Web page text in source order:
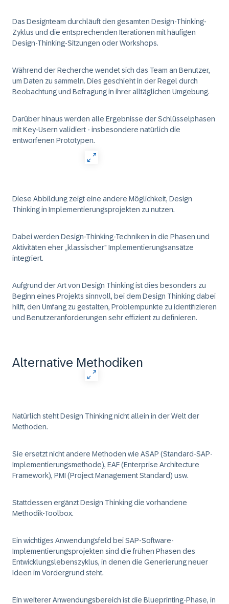
Das Designteam durchläuft den gesamten Design-Thinking-
Zyklus und die entsprechenden Iterationen mit häufigen
Design-Thinking-Sitzungen oder Workshops.
Während der Recherche wendet sich das Team an Benutzer,
um Daten zu sammeln. Dies geschieht in der Regel durch
Beobachtung und Befragung in ihrer alltäglichen Umgebung.
Darüber hinaus werden alle Ergebnisse der Schlüsselphasen
mit Key-Usern validiert - insbesondere natürlich die
entworfenen Prototypen.
Diese Abbildung zeigt eine andere Möglichkeit, Design
Thinking in Implementierungsprojekten zu nutzen.
Dabei werden Design-Thinking-Techniken in die Phasen und
Aktivitäten eher „klassischer" Implementierungsansätze
integriert.
Aufgrund der Art von Design Thinking ist dies besonders zu
Beginn eines Projekts sinnvoll, bei dem Design Thinking dabei
hilft, den Umfang zu gestalten, Problempunkte zu identifizieren
und Benutzeranforderungen sehr effizient zu definieren.
Alternative Methodiken
Natürlich steht Design Thinking nicht allein in der Welt der
Methoden.
Sie ersetzt nicht andere Methoden wie ASAP (Standard-SAP-
Implementierungsmethode), EAF (Enterprise Architecture
Framework), PMI (Project Management Standard) usw.
Stattdessen ergänzt Design Thinking die vorhandene
Methodik-Toolbox.
Ein wichtiges Anwendungsfeld bei SAP-Software-
Implementierungsprojekten sind die frühen Phasen des
Entwicklungslebenszyklus, in denen die Generierung neuer
Ideen im Vordergrund steht.
Ein weiterer Anwendungsbereich ist die Blueprinting-Phase, in